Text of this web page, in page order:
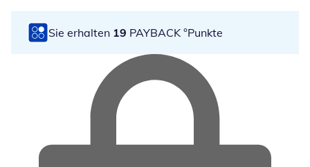
Sie erhalten 19 PAYBACK °Punkte